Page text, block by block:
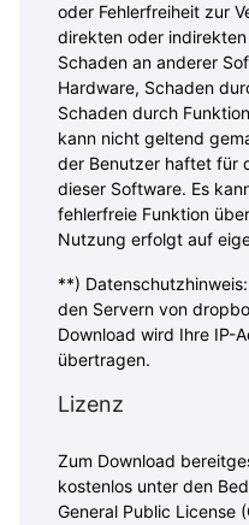
oder Fehlerfreiheit zur
direkten oder
Schaden an anderer
Hardware, Schaden
Schaden durch
kann nicht geltend
der Benutzer haftet für
dieser Software. Es
fehlerfreie Funktion
Nutzung erfolgt auf
**)
den Servern von
Download wird Ihre IP-
übertragen.
Lizenz
Zum Download
kostenlos unter den
General Public License